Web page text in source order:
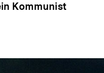
Kommunist